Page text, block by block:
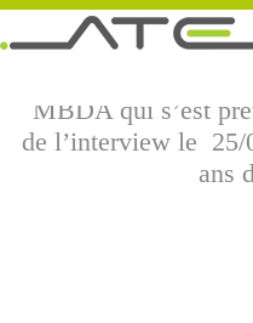
ATEM est allé à
virtuel, de Pierre-
dans l’entité
MBDA qui s’est
de l’interview le 25/
ans